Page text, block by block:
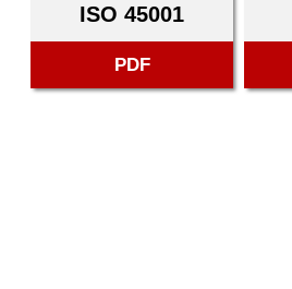
ISO 45001
PDF